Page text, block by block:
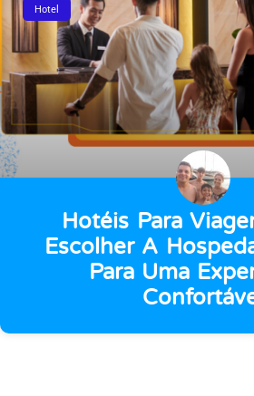
Hotel
Hotéis Para
Escolher A
Para Uma